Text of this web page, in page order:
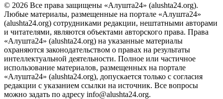
© 2026 Все права защищены «Алушта24» (alushta24.org).
Любые материалы, размещенные на портале «Алушта24»
(alushta24.org) сотрудниками редакции, нештатными авторами
и читателями, являются объектами авторского права. Права
«Алушта24» (alushta24.org) на указанные материалы
охраняются законодательством о правах на результаты
интеллектуальной деятельности. Полное или частичное
использование материалов, размещенных на портале
«Алушта24» (alushta24.org), допускается только с согласия
редакции с указанием ссылки на источник. Все вопросы
можно задать по адресу info@alushta24.org.